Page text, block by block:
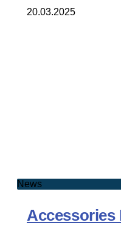
20.03.2025
News
Accessories